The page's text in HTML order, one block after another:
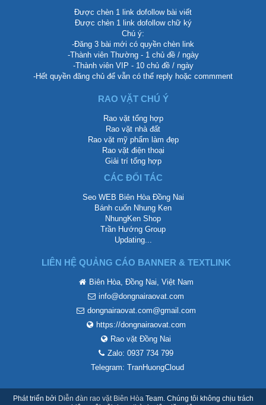
Được chèn 1 link dofollow bài viết
Được chèn 1 link dofollow chữ ký
Chú ý:
-Đăng 3 bài mới có quyền chèn link
-Thành viên Thường - 1 chủ đề / ngày
-Thành viên VIP - 10 chủ đề / ngày
-Hết quyền đăng chủ để vẫn có thể reply hoặc commment
RAO VẶT CHÚ Ý
Rao vặt tổng hợp
Rao vặt nhà đất
Rao vặt mỹ phẩm làm đẹp
Rao vặt điện thoại
Giải trí tổng hợp
CÁC ĐỐI TÁC
Seo WEB Biên Hòa Đồng Nai
Bánh cuốn Nhung Ken
NhungKen Shop
Trần Hướng Group
Updating...
LIÊN HỆ QUẢNG CÁO BANNER & TEXTLINK
Biên Hòa, Đồng Nai, Việt Nam
info@dongnairaovat.com
dongnairaovat.com@gmail.com
https://dongnairaovat.com
Rao vặt Đồng Nai
Zalo: 0937 734 799
Telegram: TranHuongCloud
Phát triển bởi Diễn đàn rao vặt Biên HòaTeam. Chúng tôi không chịu trách